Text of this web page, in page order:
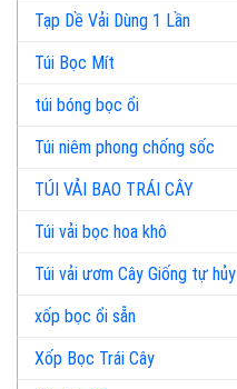
Tạp Dề Vải Dùng 1 Lần
Túi Bọc Mít
túi bóng bọc ổi
Túi niêm phong chống sốc
TÚI VẢI BAO TRÁI CÂY
Túi vải bọc hoa khô
Túi vải ươm Cây Giống tự hủy
xốp bọc ổi sẵn
Xốp Bọc Trái Cây